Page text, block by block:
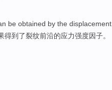
be obtained by the displacement
得到了裂纹前沿的应力强度因子。